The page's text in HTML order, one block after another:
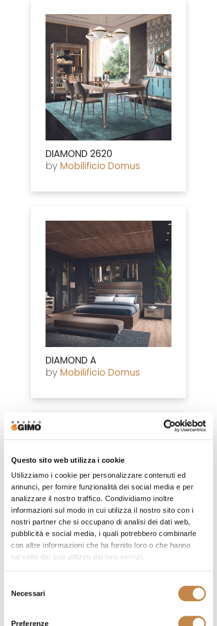
Questo sito web utilizza i cookie
Utilizziamo i cookie per personalizzare contenuti ed
annunci, per fornire funzionalità dei social media e per
analizzare il nostro traffico. Condividiamo inoltre
informazioni sul modo in cui utilizza il nostro sito con i
nostri partner che si occupano di analisi dei dati web,
pubblicità e social media, i quali potrebbero combinarle
con altre informazioni che ha fornito loro o che hanno
raccolto dal suo utilizzo dei loro servizi.
delNecessari
Preferenze
DIAMOND 2620
by Mobilificio Domus
DIAMOND A
by Mobilificio Domus